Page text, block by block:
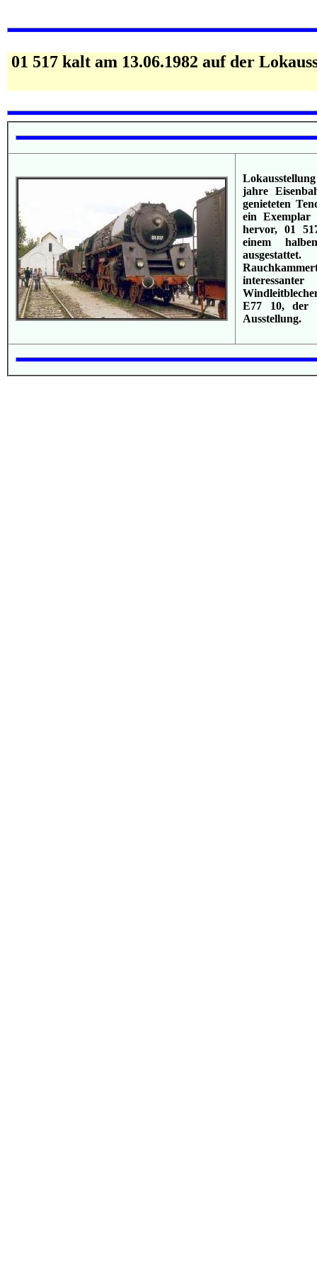
01 517 kalt am 13.06.1982 auf der
jahre
genieteten
ein Exemplar
hervor, 01
einem
E77 10, der
Ausstellung.